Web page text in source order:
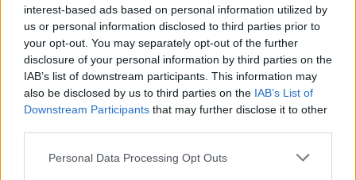
interest-based ads based on personal information utilized by
us or personal information disclosed to third parties prior to
your opt-out. You may separately opt-out of the further
disclosure of your personal information by third parties on the
IAB’s list of downstream participants. This information may
also be disclosed by us to third parties on the IAB’s List of
Downstream Participants that may further disclose it to other
Personal Data Processing Opt Outs
Ηράκλειο: Έχασε τον έλεγχο και πήρε
σβάρνα δίκυκλα και ΙΧ!
Σελιδοποίηση
Προηγούμενη σελίδα
Current page
1 Next page